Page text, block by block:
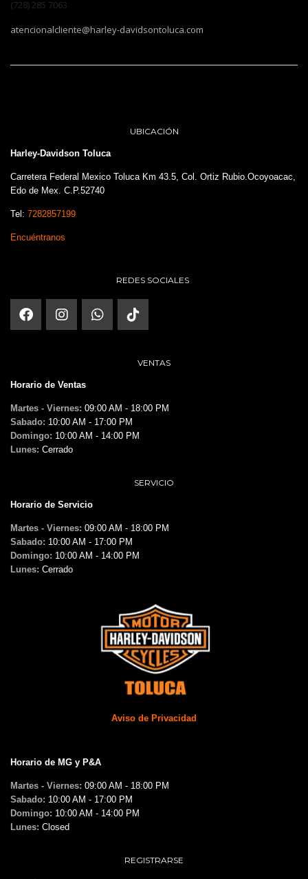
(728) 285 7063
atencionalcliente@harley-davidsontoluca.com
UBICACIÓN
Harley-Davidson Toluca
Carretera Federal Mexico Toluca Km 43.5, Col. Ortiz Rubio.Ocoyoacac,
Edo de Mex. C.P.52740
Tel: 7282857199
Encuéntranos
REDES SOCIALES
VENTAS
Horario de Ventas
Martes - Viernes: 09:00 AM - 18:00 PM
Sabado: 10:00 AM - 17:00 PM
Domingo: 10:00 AM - 14:00 PM
Lunes: Cerrado
SERVICIO
Horario de Servicio
Martes - Viernes: 09:00 AM - 18:00 PM
Sabado: 10:00 AM - 17:00 PM
Domingo: 10:00 AM - 14:00 PM
Lunes: Cerrado
Aviso de Privacidad
Horario de MG y P&A
Martes - Viernes: 09:00 AM - 18:00 PM
Sabado: 10:00 AM - 17:00 PM
Domingo: 10:00 AM - 14:00 PM
Lunes: Closed
REGISTRARSE